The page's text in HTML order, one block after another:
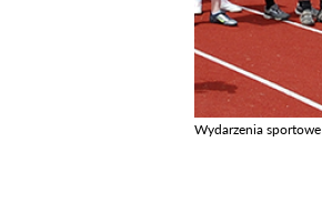
Wydarzenia sportowe